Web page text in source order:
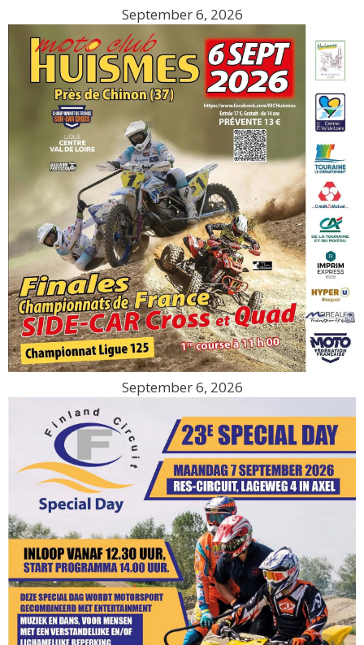
September 6, 2026
September 6, 2026